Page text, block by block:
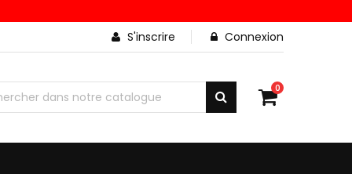
S'inscrire
Connexion
0